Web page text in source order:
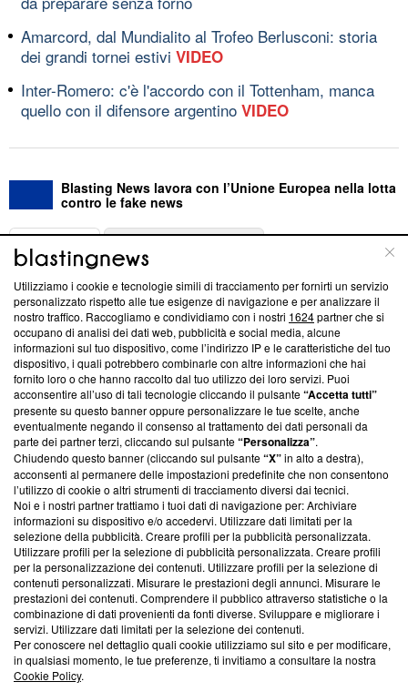
Amarcord, dal Mundialito al Trofeo Berlusconi: storia
dei grandi tornei estivi VIDEO
Inter-Romero: c'è l'accordo con il Tottenham, manca
quello con il difensore argentino VIDEO
Blasting News lavora con l’Unione Europea nella lotta
contro le fake news
ABOUT
Questa sezione offre informazioni trasparenti su Blasting
News, sui nostri processi editoriali e su come ci impegniamo a
creare news di qualità. Inoltre, afferma la nostra aderenza a
‘Trust Project - News with Integrity’Blasting News non è
ancora membro del programma, ma ha richiesto di farne
parte; Trust Project non ha ancora effettuato una verifica di
conformità agli standard.
Su di noi
Team editoriale
Corporate
Redazione
Informativa Privacy
Cookie Policy
Blasting SA, IDI CHE-247.845.224, Via Carlo Frasca, 3 - 6900
Lugano (Svizzera) Tel:+39 0690258937
© 2026 Blasting News
Utilizziamo i cookie e tecnologie simili di tracciamento per fornirti un servizio
personalizzato rispetto alle tue esigenze di navigazione e per analizzare il
nostro traffico. Raccogliamo e condividiamo con i nostri 1624partner che si
occupano di analisi dei dati web, pubblicità e social media, alcune
informazioni sul tuo dispositivo, come l’indirizzo IP e le caratteristiche del tuo
dispositivo, i quali potrebbero combinarle con altre informazioni che hai
fornito loro o che hanno raccolto dal tuo utilizzo dei loro servizi. Puoi
acconsentire all’uso di tali tecnologie cliccando il pulsante“Accetta tutti”
presente su questo banner oppure personalizzare le tue scelte, anche
eventualmente negando il consenso al trattamento dei dati personali da
parte dei partner terzi, cliccando sul pulsante“Personalizza”.
Chiudendo questo banner (cliccando sul pulsante“X”in alto a destra),
acconsenti al permanere delle impostazioni predefinite che non consentono
l’utilizzo di cookie o altri strumenti di tracciamento diversi dai tecnici.
Noi e i nostri partner trattiamo i tuoi dati di navigazione per: Archiviare
informazioni su dispositivo e/o accedervi. Utilizzare dati limitati per la
selezione della pubblicità. Creare profili per la pubblicità personalizzata.
Utilizzare profili per la selezione di pubblicità personalizzata. Creare profili
per la personalizzazione dei contenuti. Utilizzare profili per la selezione di
contenuti personalizzati. Misurare le prestazioni degli annunci. Misurare le
prestazioni dei contenuti. Comprendere il pubblico attraverso statistiche o la
combinazione di dati provenienti da fonti diverse. Sviluppare e migliorare i
servizi. Utilizzare dati limitati per la selezione dei contenuti.
Per conoscere nel dettaglio quali cookie utilizziamo sul sito e per modificare,
in qualsiasi momento, le tue preferenze, ti invitiamo a consultare la nostra
Cookie Policy.